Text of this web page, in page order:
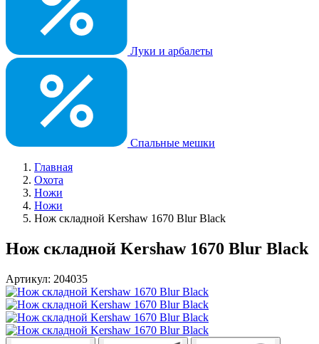
Луки и арбалеты
Спальные мешки
Главная
Охота
Ножи
Ножи
Нож складной Kershaw 1670 Blur Black
Нож складной Kershaw 1670 Blur Black
Артикул: 204035